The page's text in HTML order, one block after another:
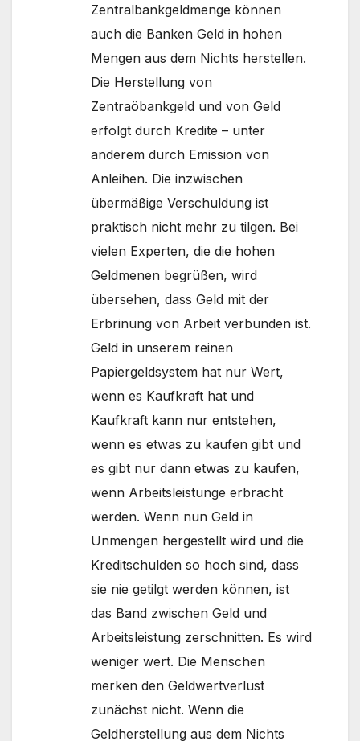
Zentralbankgeldmenge können
auch die Banken Geld in hohen
Mengen aus dem Nichts herstellen.
Die Herstellung von
Zentraöbankgeld und von Geld
erfolgt durch Kredite – unter
anderem durch Emission von
Anleihen. Die inzwischen
übermäßige Verschuldung ist
praktisch nicht mehr zu tilgen. Bei
vielen Experten, die die hohen
Geldmenen begrüßen, wird
übersehen, dass Geld mit der
Erbrinung von Arbeit verbunden ist.
Geld in unserem reinen
Papiergeldsystem hat nur Wert,
wenn es Kaufkraft hat und
Kaufkraft kann nur entstehen,
wenn es etwas zu kaufen gibt und
es gibt nur dann etwas zu kaufen,
wenn Arbeitsleistunge erbracht
werden. Wenn nun Geld in
Unmengen hergestellt wird und die
Kreditschulden so hoch sind, dass
sie nie getilgt werden können, ist
das Band zwischen Geld und
Arbeitsleistung zerschnitten. Es wird
weniger wert. Die Menschen
merken den Geldwertverlust
zunächst nicht. Wenn die
Geldherstellung aus dem Nichts